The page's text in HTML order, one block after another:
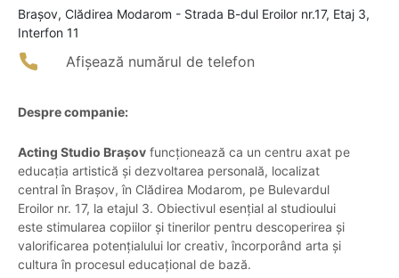
Braşov, Clădirea Modarom - Strada B-dul Eroilor nr.17, Etaj 3,
Interfon 11
Afișează numărul de telefon
Despre companie:
Acting Studio Brașov funcționează ca un centru axat pe
educația artistică și dezvoltarea personală, localizat
central în Brașov, în Clădirea Modarom, pe Bulevardul
Eroilor nr. 17, la etajul 3. Obiectivul esențial al studioului
este stimularea copiilor și tinerilor pentru descoperirea și
valorificarea potențialului lor creativ, încorporând arta și
cultura în procesul educațional de bază.